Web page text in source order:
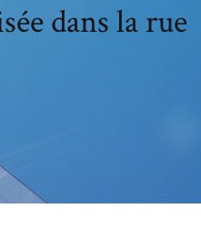
dans la rue